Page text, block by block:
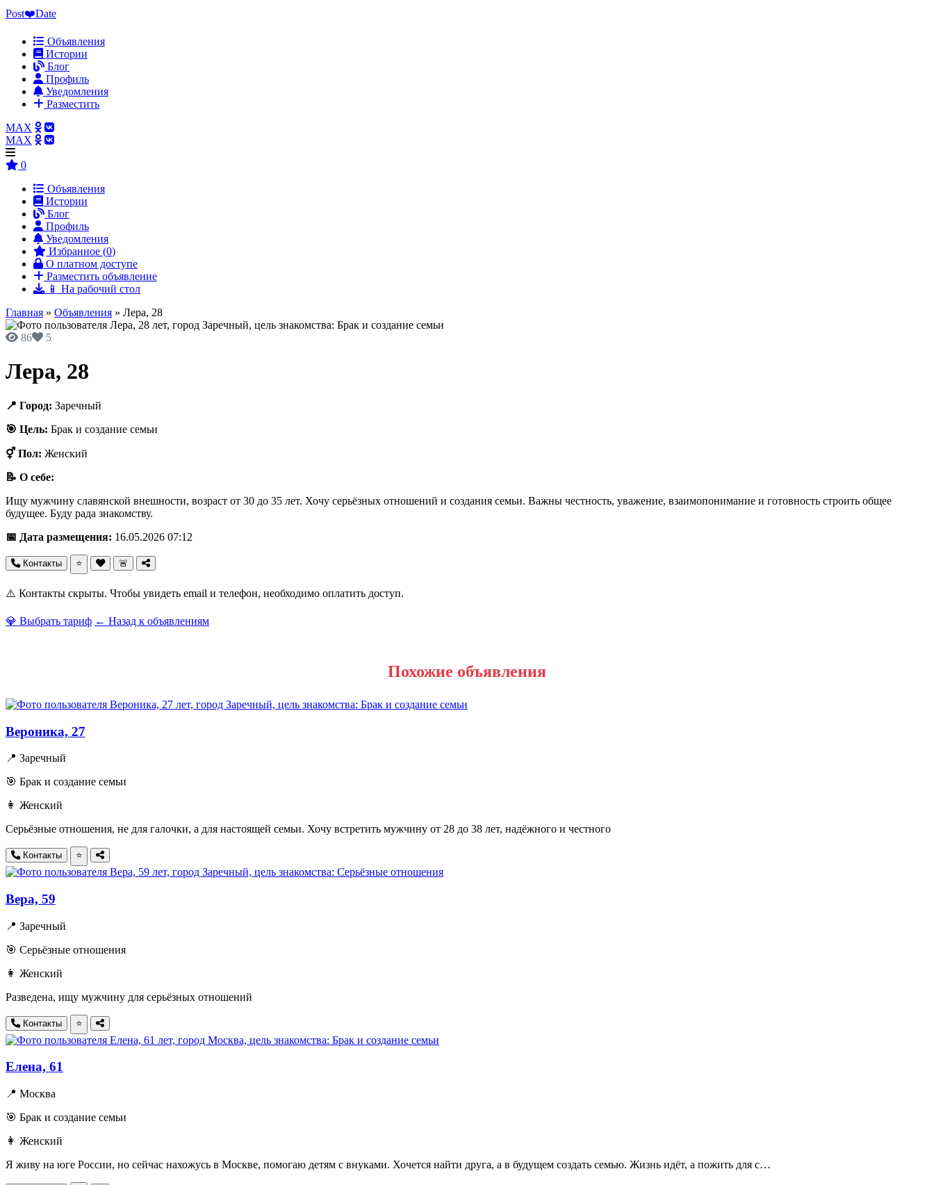
Post❤️Date
Объявления
Истории
Блог
Профиль
Уведомления
Разместить
MAX
MAX
0
Объявления
Истории
Блог
Профиль
Уведомления
Избранное (0)
О платном доступе
Разместить объявление
📱 На рабочий стол
Главная » Объявления » Лера, 28
86 5
Лера, 28
📍 Город: Заречный
🎯 Цель: Брак и создание семьи
⚥ Пол: Женский
📝 О себе:
Ищу мужчину славянской внешности, возраст от 30 до 35 лет. Хочу серьёзных отношений и создания семьи. Важны честность, уважение, взаимопонимание и готовность строить общее
будущее. Буду рада знакомству.
📅 Дата размещения: 16.05.2026 07:12
Контакты ⭐ 🚨
⚠️ Контакты скрыты. Чтобы увидеть email и телефон, необходимо оплатить доступ.
💎 Выбрать тариф ← Назад к объявлениям
Похожие объявления
Вероника, 27
📍 Заречный
🎯 Брак и создание семьи
👩 Женский
Серьёзные отношения, не для галочки, а для настоящей семьи. Хочу встретить мужчину от 28 до 38 лет, надёжного и честного
Контакты ⭐
Вера, 59
📍 Заречный
🎯 Серьёзные отношения
👩 Женский
Разведена, ищу мужчину для серьёзных отношений
Контакты ⭐
Елена, 61
📍 Москва
🎯 Брак и создание семьи
👩 Женский
Я живу на юге России, но сейчас нахожусь в Москве, помогаю детям с внуками. Хочется найти друга, а в будущем создать семью. Жизнь идёт, а пожить для с…